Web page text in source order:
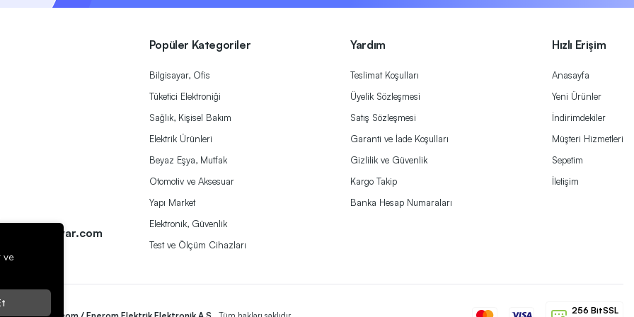
Popüler Kategoriler
Bilgisayar, Ofis
Tüketici Elektroniği
Sağlık, Kişisel Bakım
Elektrik Ürünleri
Beyaz Eşya, Mutfak
Otomotiv ve Aksesuar
Yapı Market
Elektronik, Güvenlik
Test ve Ölçüm Cihazları
Yardım
Teslimat Koşulları
Üyelik Sözleşmesi
Satış Sözleşmesi
Garanti ve İade Koşulları
Gizlilik ve Güvenlik
Kargo Takip
Banka Hesap Numaraları
Hızlı Erişim
Anasayfa
Yeni Ürünler
İndirimdekiler
Müşteri Hizmetleri
Sepetim
İletişim
256 BitSSL
ve